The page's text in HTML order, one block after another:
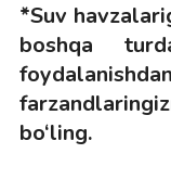
*Suv
boshqa
bo‘ling.